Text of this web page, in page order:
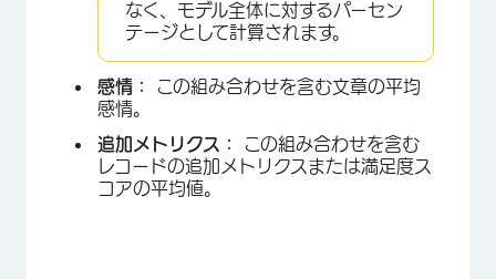
なく、モデル全体に対するパーセン
テージとして計算されます。
感情：
この組み合わせを含む文章の平均
感情。
追加メトリクス：
この組み合わせを含む
レコードの追加メトリクスまたは満足度ス
コアの平均値。